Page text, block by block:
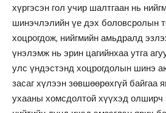
хүргэсэн гол учир шалтгаан нь
шинэчлэлийн үе дэх боловсролын
хоцрогдож, нийгмийн амьдралд
үнэлэмж нь эрин цагийнхаа утга
улс үндэстэнд хоцрогдолын шинэ
засаг хүлээн зөвшөөрөхгүй
ухааны хомсдолтой хүүхэд олширч